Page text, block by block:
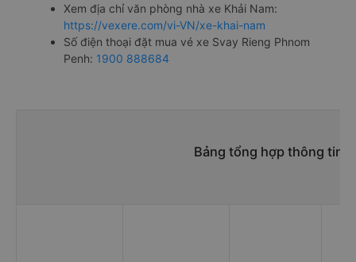
Xem địa chỉ văn phòng nhà xe Khải Nam:
https://vexere.com/vi-VN/xe-khai-nam
Số điện thoại đặt mua vé xe Svay Rieng Phnom
Penh: 1900 888684
Bảng tổng hợp thông tin